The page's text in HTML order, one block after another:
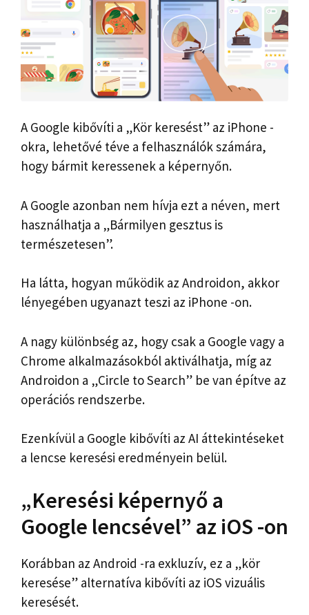
A Google kibővíti a „Kör keresést” az iPhone -
okra, lehetővé téve a felhasználók számára,
hogy bármit keressenek a képernyőn.
A Google azonban nem hívja ezt a néven, mert
használhatja a „Bármilyen gesztus is
természetesen”.
Ha látta, hogyan működik az Androidon, akkor
lényegében ugyanazt teszi az iPhone -on.
A nagy különbség az, hogy csak a Google vagy a
Chrome alkalmazásokból aktiválhatja, míg az
Androidon a „Circle to Search” be van építve az
operációs rendszerbe.
Ezenkívül a Google kibővíti az AI áttekintéseket
a lencse keresési eredményein belül.
„Keresési képernyő a
Google lencsével” az iOS -on
Korábban az Android -ra exkluzív, ez a „kör
keresése” alternatíva kibővíti az iOS vizuális
keresését.